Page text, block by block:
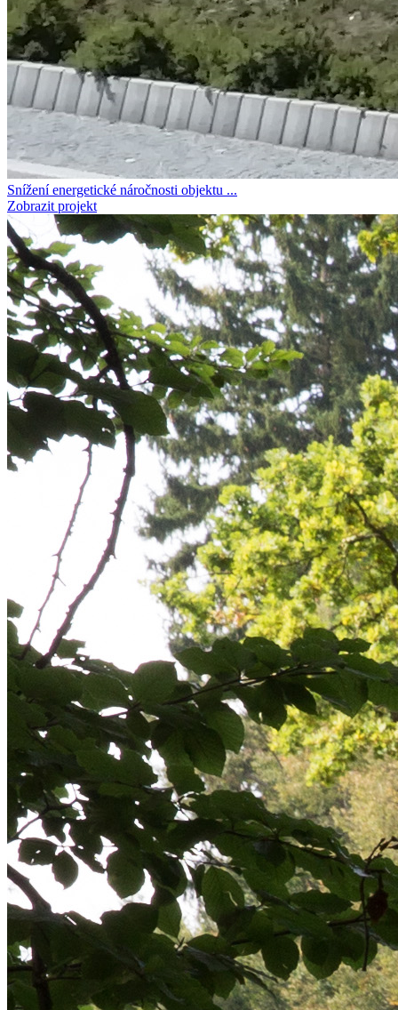
Snížení energetické náročnosti objektu ...
Zobrazit projekt